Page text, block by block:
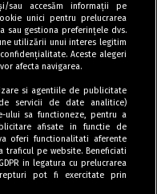
sau accesăm informații pe
unici pentru prelucrarea
sau gestiona preferințele dvs.
utilizării unui interes legitim
Aceste alegeri
afecta navigarea.
si agentiile de publicitate
servicii de date analitice)
ului sa functioneze, pentru a
afisate in functie de
oferi functionalitati aferente
pe website. Beneficiati
in legatura cu prelucrarea
pot fi exercitate prin